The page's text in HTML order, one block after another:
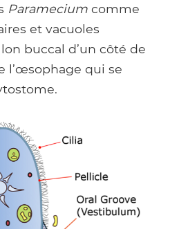
Paramecium comme
et vacuoles
buccal d’un côté de
l’œsophage qui se